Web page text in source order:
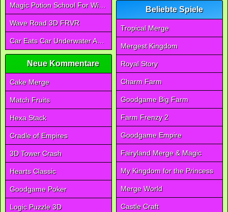
Magic Potion School For Witch
Wave Road 3D FRVR
Car Eats Car Underwater Adventure FRVR
Neue Kommentare
Cake Merge
Match Fruits
Hexa Stack
Cradle of Empires
3D Tower Crash
Hearts Classic
Goodgame Poker
Logic Puzzle 3D
Beliebte Spiele
Tropical Merge
Mergest Kingdom
Royal Story
Charm Farm
Goodgame Big Farm
Farm Frenzy 2
Goodgame Empire
Fairyland Merge & Magic
My Kingdom for the Princess
Merge World
Castle Craft